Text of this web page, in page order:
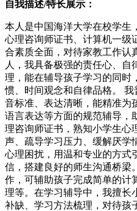
自我描述/特长展示：
本人是中国海洋大学在校学生
心理咨询师证书、计算机一级
合素质全面，对待家教工作认
人，我具备极强的责任心、
理，能在辅导孩子学习的同时
惯、时间观念和自律品格。 我
音标准、表达清晰，能精准为
语言表达等方面的规范辅导，
理咨询师证书，熟知小学生心
声、疏导学习压力、缓解厌学
心理困扰，用温和专业的方式
信，搭建良好的师生沟通桥梁
作，可辅助孩子完成简单的计
理等。在学习辅导中，我擅长
补缺、学习方法梳理，对待孩